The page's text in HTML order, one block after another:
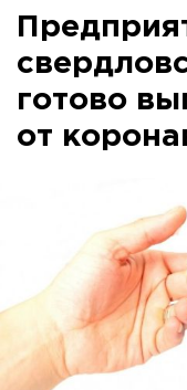
готово
от